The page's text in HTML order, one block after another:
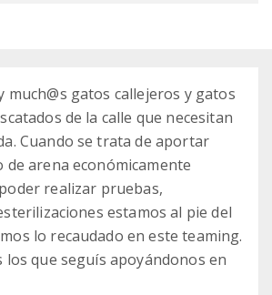
much@s gatos callejeros y gatos
de la calle que necesitan
Cuando se trata de aportar
arena económicamente
realizar pruebas,
estamos al pie del
lo recaudado en este teaming.
los que seguís apoyándonos en